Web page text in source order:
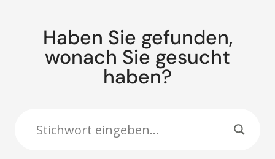
Haben Sie gefunden,
wonach Sie gesucht
haben?